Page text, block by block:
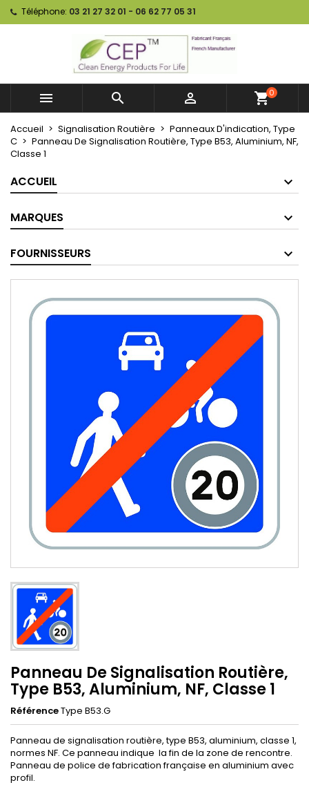
Téléphone: 03 21 27 32 01 - 06 62 77 05 31
   shopping_cart0
Accueil Signalisation Routière
Panneaux D'indication, Type
C
Panneau De Signalisation Routière, Type B53, Aluminium, NF,
Classe 1
ACCUEIL
MARQUES
FOURNISSEURS
Panneau De Signalisation Routière,
Type B53, Aluminium, NF, Classe 1
RéférenceType B53.G
Panneau de signalisation routière, type B53, aluminium, classe 1,
normes NF. Ce panneau indique la fin de la zone de rencontre.
Panneau de police de fabrication française en aluminium avec
profil.